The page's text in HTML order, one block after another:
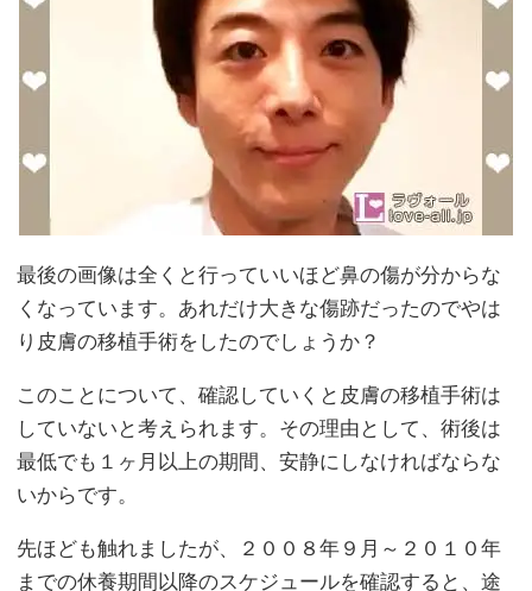
最後の画像は全くと行っていいほど鼻の傷が分からな
くなっています。あれだけ大きな傷跡だったのでやは
り皮膚の移植手術をしたのでしょうか？
このことについて、確認していくと皮膚の移植手術は
していないと考えられます。その理由として、術後は
最低でも１ヶ月以上の期間、安静にしなければならな
いからです。
先ほども触れましたが、２００８年９月～２０１０年
までの休養期間以降のスケジュールを確認すると、途